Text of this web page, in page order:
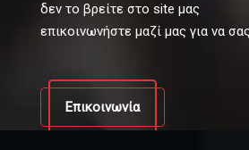
δεν το βρείτε στο site μας
επικοινωνήστε μαζί μας για να
Επικοινωνία